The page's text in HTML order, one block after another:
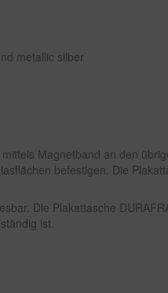
metallic silber
Magnetband an den
befestigen. Die
Die Plakattasche
ist.